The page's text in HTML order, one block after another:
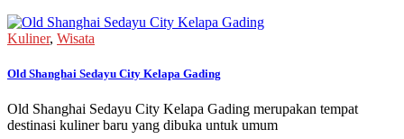
Kuliner, Wisata
Old Shanghai Sedayu City Kelapa Gading
Old Shanghai Sedayu City Kelapa Gading merupakan tempat
destinasi kuliner baru yang dibuka untuk umum